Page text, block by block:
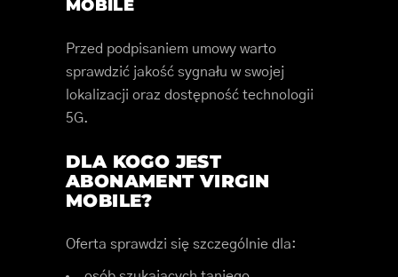
MOBILE
Przed podpisaniem umowy warto
sprawdzić jakość sygnału w swojej
lokalizacji oraz dostępność technologii
5G.
DLA KOGO JEST
ABONAMENT VIRGIN
MOBILE?
Oferta sprawdzi się szczególnie dla: